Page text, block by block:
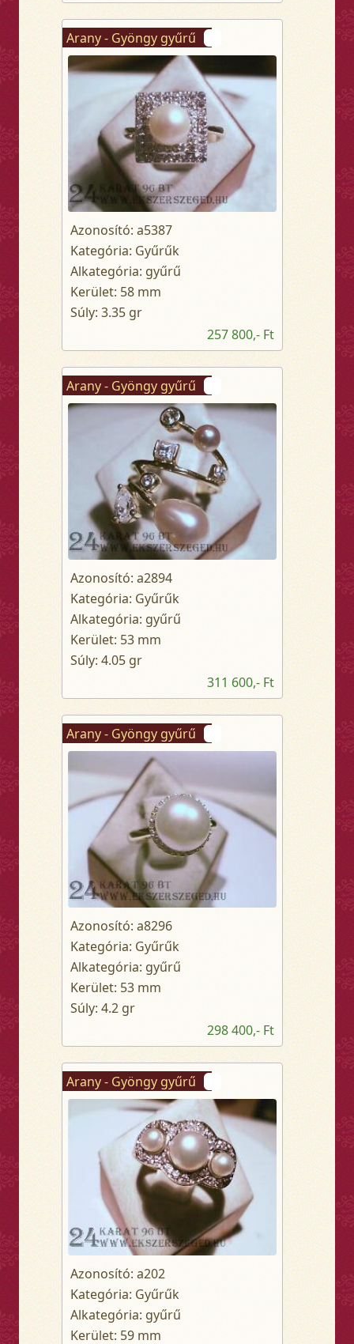
Arany - Gyöngy gyűrű
Azonosító: a5387
Kategória: Gyűrűk
Alkategória: gyűrű
Kerület: 58 mm
Súly: 3.35 gr
257 800,- Ft
Arany - Gyöngy gyűrű
Azonosító: a2894
Kategória: Gyűrűk
Alkategória: gyűrű
Kerület: 53 mm
Súly: 4.05 gr
311 600,- Ft
Arany - Gyöngy gyűrű
Azonosító: a8296
Kategória: Gyűrűk
Alkategória: gyűrű
Kerület: 53 mm
Súly: 4.2 gr
298 400,- Ft
Arany - Gyöngy gyűrű
Azonosító: a202
Kategória: Gyűrűk
Alkategória: gyűrű
Kerület: 59 mm